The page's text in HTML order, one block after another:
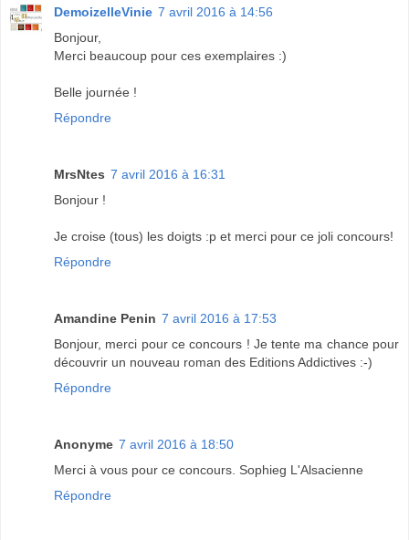
DemoizelleVinie 7 avril 2016 à 14:56
Bonjour,
Merci beaucoup pour ces exemplaires :)
Belle journée !
Répondre
MrsNtes 7 avril 2016 à 16:31
Bonjour !
Je croise (tous) les doigts :p et merci pour ce joli concours!
Répondre
Amandine Penin 7 avril 2016 à 17:53
Bonjour, merci pour ce concours ! Je tente ma chance pour
découvrir un nouveau roman des Editions Addictives :-)
Répondre
Anonyme 7 avril 2016 à 18:50
Merci à vous pour ce concours. Sophieg L'Alsacienne
Répondre